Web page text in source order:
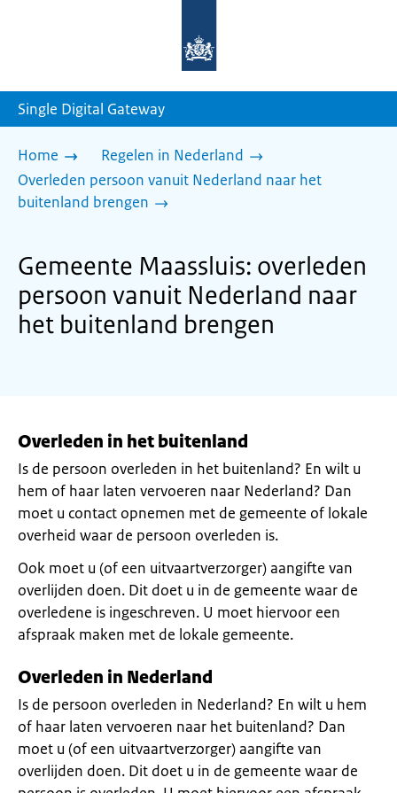
homepage
Single Digital Gateway
Home
Regelen in Nederland
Overleden persoon vanuit Nederland naar het
buitenland brengen
Gemeente Maassluis: overleden
persoon vanuit Nederland naar
het buitenland brengen
Overleden in het buitenland
Is de persoon overleden in het buitenland? En wilt u
hem of haar laten vervoeren naar Nederland? Dan
moet u contact opnemen met de gemeente of lokale
overheid waar de persoon overleden is.
Ook moet u (of een uitvaartverzorger) aangifte van
overlijden doen. Dit doet u in de gemeente waar de
overledene is ingeschreven. U moet hiervoor een
afspraak maken met de lokale gemeente.
Overleden in Nederland
Is de persoon overleden in Nederland? En wilt u hem
of haar laten vervoeren naar het buitenland? Dan
moet u (of een uitvaartverzorger) aangifte van
overlijden doen. Dit doet u in de gemeente waar de